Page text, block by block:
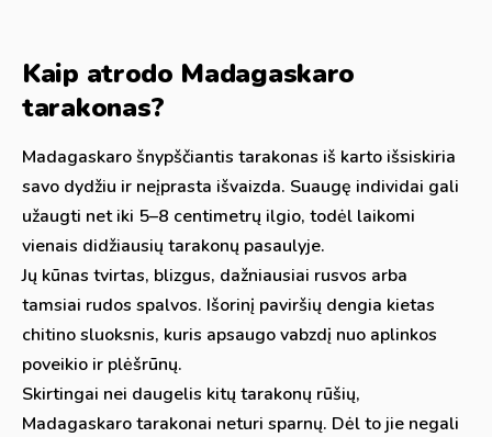
Kaip atrodo Madagaskaro
tarakonas?
Madagaskaro šnypščiantis tarakonas iš karto išsiskiria
savo dydžiu ir neįprasta išvaizda. Suaugę individai gali
užaugti net iki 5–8 centimetrų ilgio, todėl laikomi
vienais didžiausių tarakonų pasaulyje.
Jų kūnas tvirtas, blizgus, dažniausiai rusvos arba
tamsiai rudos spalvos. Išorinį paviršių dengia kietas
chitino sluoksnis, kuris apsaugo vabzdį nuo aplinkos
poveikio ir plėšrūnų.
Skirtingai nei daugelis kitų tarakonų rūšių,
Madagaskaro tarakonai neturi sparnų. Dėl to jie negali